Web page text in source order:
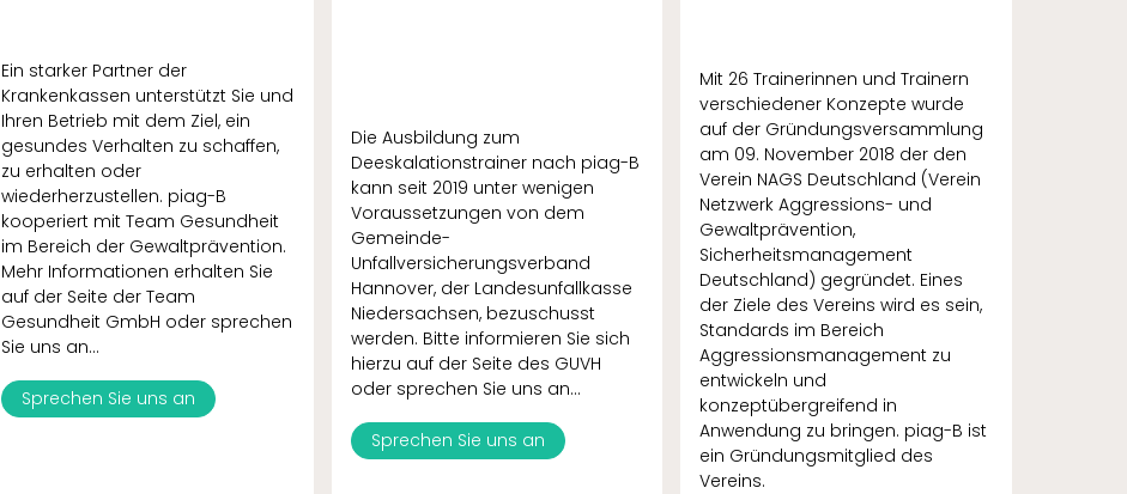
Ein starker Partner der
Krankenkassen unterstützt Sie und
Ihren Betrieb mit dem Ziel, ein
gesundes Verhalten zu schaffen,
zu erhalten oder
wiederherzustellen. piag-B
kooperiert mit Team Gesundheit
im Bereich der Gewaltprävention.
Mehr Informationen erhalten Sie
auf der Seite der Team
Gesundheit GmbH oder sprechen
Sie uns an...
Sprechen Sie uns an
Die Ausbildung zum
Deeskalationstrainer nach piag-B
kann seit 2019 unter wenigen
Voraussetzungen von dem
Gemeinde-
Unfallversicherungsverband
Hannover, der Landesunfallkasse
Niedersachsen, bezuschusst
werden. Bitte informieren Sie sich
hierzu auf der Seite des GUVH
oder sprechen Sie uns an...
Sprechen Sie uns an
Mit 26 Trainerinnen und Trainern
verschiedener Konzepte wurde
auf der Gründungsversammlung
am 09. November 2018 der den
Verein NAGS Deutschland (Verein
Netzwerk Aggressions- und
Gewaltprävention,
Sicherheitsmanagement
Deutschland) gegründet. Eines
der Ziele des Vereins wird es sein,
Standards im Bereich
Aggressionsmanagement zu
entwickeln und
konzeptübergreifend in
Anwendung zu bringen. piag-B ist
ein Gründungsmitglied des
Vereins.